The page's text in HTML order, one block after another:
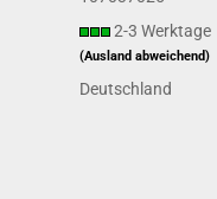
2-3 Werktage
(Ausland abweichend)
Deutschland